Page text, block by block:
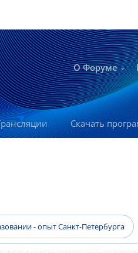
О Форуме
Скачать
- опыт Санкт-Петербурга